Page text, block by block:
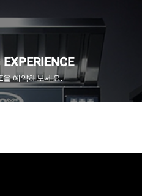
을 예약해보세요.